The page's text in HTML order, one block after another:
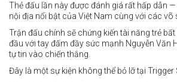
Thẻ đấu lần này được đánh giá rất hấp dẫn
nội địa nổi bật của Việt Nam cùng với các võ
Trận đấu chính sẽ chứng kiến tài năng trẻ bất
đầu với tay đấm đầy sức mạnh Nguyễn Văn
tự tin vào chiến thắng.
Đây là một sự kiện không thể bỏ lỡ tại